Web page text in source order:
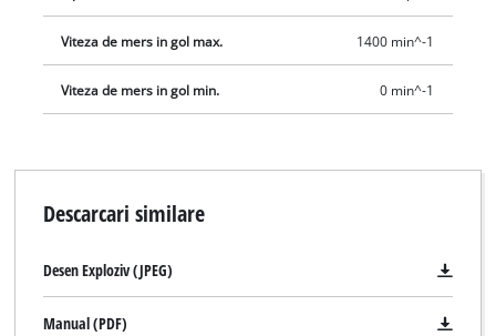
Viteza de mers in gol max. 1400 min^-1
Viteza de mers in gol min. 0 min^-1
Descarcari similare
Desen Exploziv (JPEG)
Manual (PDF)